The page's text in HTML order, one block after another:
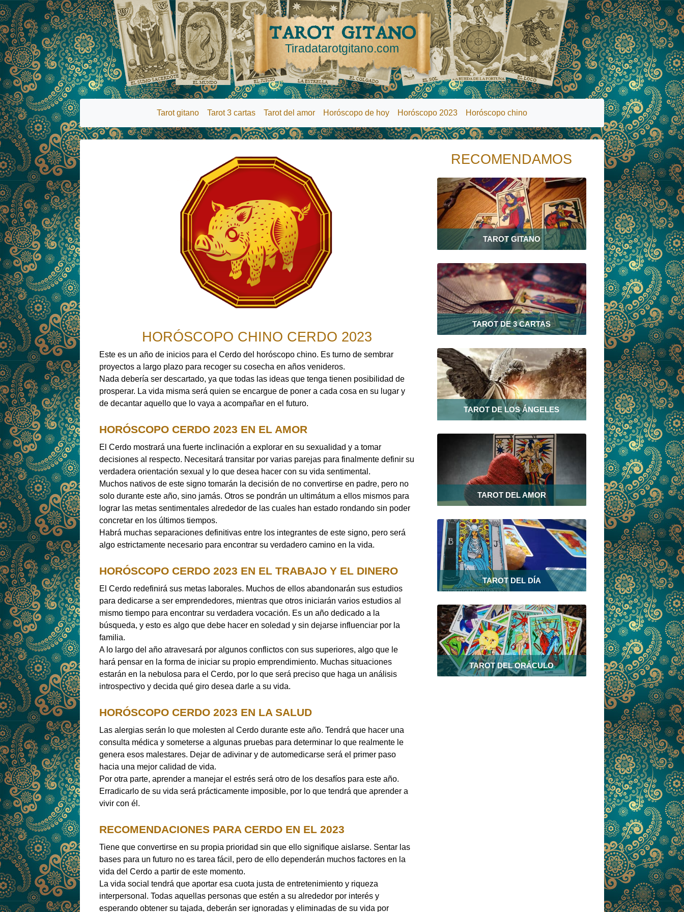
TAROT GITANO
Tiradatarotgitano.com
Tarot gitano Tarot 3 cartas Tarot del amor Horóscopo de hoy Horóscopo 2023 Horóscopo chino
HORÓSCOPO CHINO CERDO 2023
Este es un año de inicios para el Cerdo del horóscopo chino. Es turno de sembrar
proyectos a largo plazo para recoger su cosecha en años venideros.
Nada debería ser descartado, ya que todas las ideas que tenga tienen posibilidad de
prosperar. La vida misma será quien se encargue de poner a cada cosa en su lugar y
de decantar aquello que lo vaya a acompañar en el futuro.
HORÓSCOPO CERDO 2023 EN EL AMOR
El Cerdo mostrará una fuerte inclinación a explorar en su sexualidad y a tomar
decisiones al respecto. Necesitará transitar por varias parejas para finalmente definir su
verdadera orientación sexual y lo que desea hacer con su vida sentimental.
Muchos nativos de este signo tomarán la decisión de no convertirse en padre, pero no
solo durante este año, sino jamás. Otros se pondrán un ultimátum a ellos mismos para
lograr las metas sentimentales alrededor de las cuales han estado rondando sin poder
concretar en los últimos tiempos.
Habrá muchas separaciones definitivas entre los integrantes de este signo, pero será
algo estrictamente necesario para encontrar su verdadero camino en la vida.
HORÓSCOPO CERDO 2023 EN EL TRABAJO Y EL DINERO
El Cerdo redefinirá sus metas laborales. Muchos de ellos abandonarán sus estudios
para dedicarse a ser emprendedores, mientras que otros iniciarán varios estudios al
mismo tiempo para encontrar su verdadera vocación. Es un año dedicado a la
búsqueda, y esto es algo que debe hacer en soledad y sin dejarse influenciar por la
familia.
A lo largo del año atravesará por algunos conflictos con sus superiores, algo que le
hará pensar en la forma de iniciar su propio emprendimiento. Muchas situaciones
estarán en la nebulosa para el Cerdo, por lo que será preciso que haga un análisis
introspectivo y decida qué giro desea darle a su vida.
HORÓSCOPO CERDO 2023 EN LA SALUD
Las alergias serán lo que molesten al Cerdo durante este año. Tendrá que hacer una
consulta médica y someterse a algunas pruebas para determinar lo que realmente le
genera esos malestares. Dejar de adivinar y de automedicarse será el primer paso
hacia una mejor calidad de vida.
Por otra parte, aprender a manejar el estrés será otro de los desafíos para este año.
Erradicarlo de su vida será prácticamente imposible, por lo que tendrá que aprender a
vivir con él.
RECOMENDACIONES PARA CERDO EN EL 2023
Tiene que convertirse en su propia prioridad sin que ello signifique aislarse. Sentar las
bases para un futuro no es tarea fácil, pero de ello dependerán muchos factores en la
vida del Cerdo a partir de este momento.
La vida social tendrá que aportar esa cuota justa de entretenimiento y riqueza
interpersonal. Todas aquellas personas que estén a su alrededor por interés y
esperando obtener su tajada, deberán ser ignoradas y eliminadas de su vida por
RECOMENDAMOS
TAROT GITANO
TAROT DE 3 CARTAS
TAROT DE LOS ÁNGELES
TAROT DEL AMOR
TAROT DEL DÍA
TAROT DEL ORÁCULO